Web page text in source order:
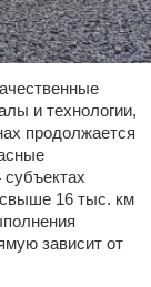
и технологии,
продолжается
свыше 16 тыс. км
зависит от